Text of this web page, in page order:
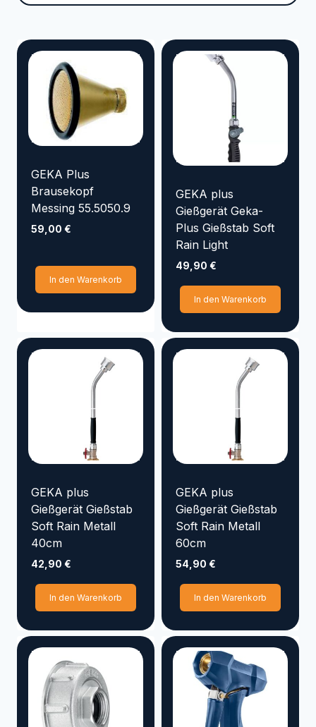
TRICOFLEX
SIROCCO
SANDEN
HOZELOCK
GOIZPER
EMILIANA SERBATOI
CONTINENTAL
AQUAKING Red Label
ALBA KRAPF
Preis
Min
Filter zurücksetzen
GEKA Plus
Brausekopf
Messing 55.5050.9
59,00 €
In den Warenkorb
GEKA plus
Gießgerät Geka-
Plus Gießstab Soft
Rain Light
49,90 €
In den Warenkorb
GEKA plus
Gießgerät Gießstab
Soft Rain Metall
40cm
42,90 €
In den Warenkorb
GEKA plus
Gießgerät Gießstab
Soft Rain Metall
60cm
54,90 €
In den Warenkorb